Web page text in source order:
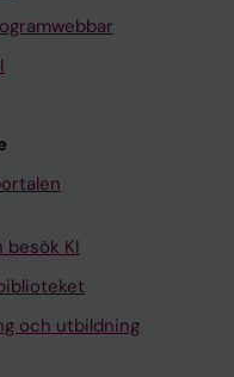
besök KI
och utbildning